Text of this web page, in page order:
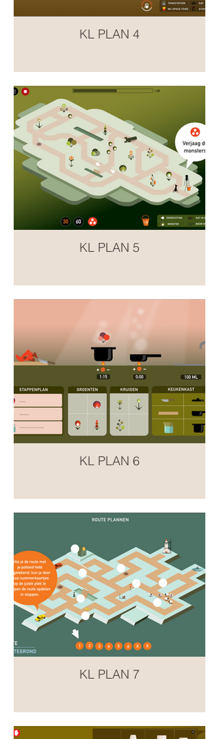
KL PLAN 4
KL PLAN 5
KL PLAN 6
KL PLAN 7